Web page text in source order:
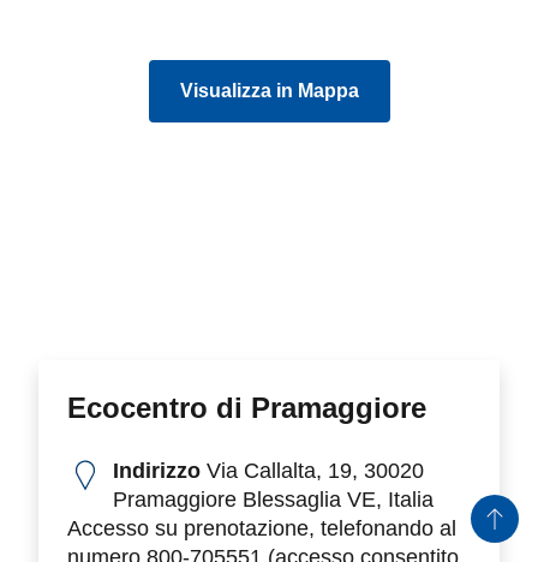
Visualizza in Mappa
Ecocentro di Pramaggiore
IndirizzoVia Callalta, 19, 30020
Pramaggiore Blessaglia VE, Italia
Accesso su prenotazione, telefonando al